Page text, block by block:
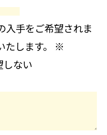
入手をご希望されま
します。 ※
しない